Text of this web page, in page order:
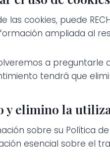
las cookies, puede
ampliada al
a preguntarle
tendrá que
y elimino la
sobre su Política
esencial sobre el